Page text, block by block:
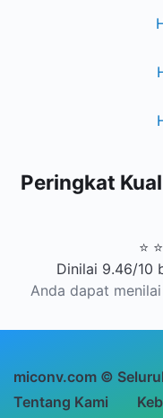
Peringkat
⭐
Dinilai 9.46/10
Anda dapat
miconv.com ©
Tentang Kami